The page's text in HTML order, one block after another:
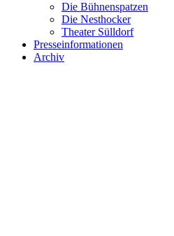
Die Bühnenspatzen
Die Nesthocker
Theater Sülldorf
Presseinformationen
Archiv